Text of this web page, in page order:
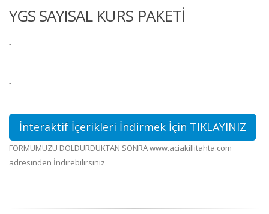
YGS SAYISAL KURS PAKETİ
-
-
İnteraktif İçerikleri İndirmek İçin TIKLAYINIZ
FORMUMUZU DOLDURDUKTAN SONRA www.aciakillitahta.com
adresinden İndirebilirsiniz